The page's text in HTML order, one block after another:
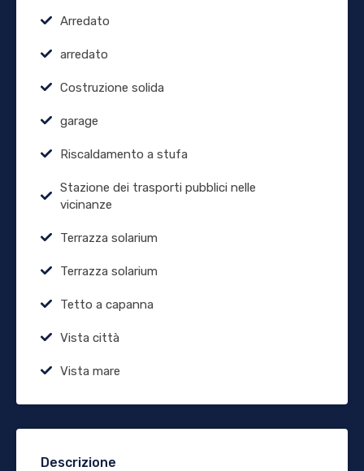
Arredato
arredato
Costruzione solida
garage
Riscaldamento a stufa
Stazione dei trasporti pubblici nelle
vicinanze
Terrazza solarium
Terrazza solarium
Tetto a capanna
Vista città
Vista mare
Descrizione